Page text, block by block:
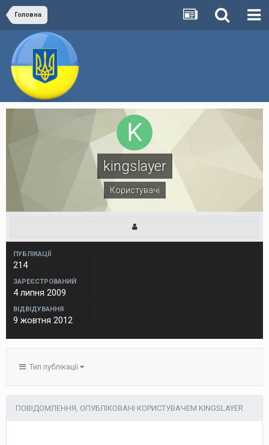
Головна
kingslayer
Користувачі
ПУБЛІКАЦІЇ
214
ЗАРЕЄСТРОВАНИЙ
4 липня 2009
ВІДВІДУВАННЯ
9 жовтня 2012
Тип публікації
ПОВІДОМЛЕННЯ, ОПУБЛІКОВАНІ КОРИСТУВАЧЕМ KINGSLAYER